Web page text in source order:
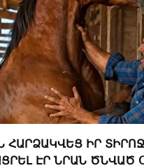
ՀԱՐՁԱԿՎԵՑ ԻՐ
ԷՐ ՆՐԱՆ ԾՆՎԱԾ